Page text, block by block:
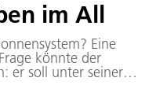
im All
Eine
könnte der
er soll unter seiner
beherbergen.